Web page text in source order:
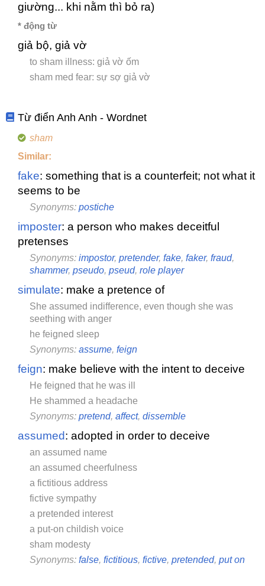
giường... khi nằm thì bỏ ra)
* động từ
giả bộ, giả vờ
to sham illness: giả vờ ốm
sham med fear: sự sợ giả vờ
Từ điển Anh Anh - Wordnet
sham
Similar:
fake: something that is a counterfeit; not what it
seems to be
Synonyms: postiche
imposter: a person who makes deceitful
pretenses
Synonyms: impostor, pretender, fake, faker, fraud,
shammer, pseudo, pseud, role player
simulate: make a pretence of
She assumed indifference, even though she was
seething with anger
he feigned sleep
Synonyms: assume, feign
feign: make believe with the intent to deceive
He feigned that he was ill
He shammed a headache
Synonyms: pretend, affect, dissemble
assumed: adopted in order to deceive
an assumed name
an assumed cheerfulness
a fictitious address
fictive sympathy
a pretended interest
a put-on childish voice
sham modesty
Synonyms: false, fictitious, fictive, pretended, put on